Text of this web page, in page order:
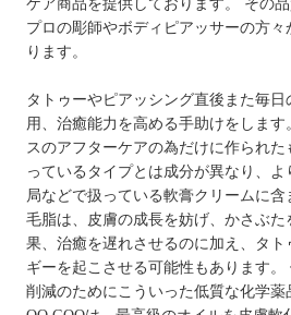
ケア商品を提供しております。 その
プロの彫師やボディピアッサーの方
ります。
タトゥーやピアッシング直後また毎
用、治癒能力を高める手助けをしま
スのアフターケアの為だけに作られ
っているタイプとは成分が異なり、
局などで扱っている軟膏クリームに
毛脂は、皮膚の成長を妨げ、かさぶ
果、治癒を遅れさせるのに加え、タ
ギーを起こさせる可能性もあります。
削減のためにこういった低質な化学